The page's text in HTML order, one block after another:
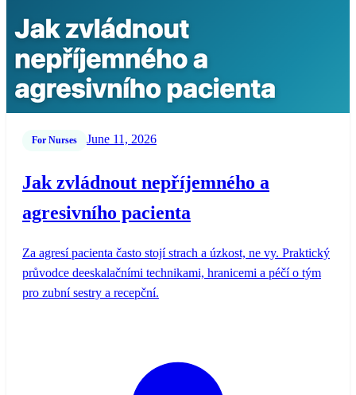
For Nurses June 11, 2026
Jak zvládnout nepříjemného a
agresivního pacienta
Za agresí pacienta často stojí strach a úzkost, ne vy. Praktický
průvodce deeskalačními technikami, hranicemi a péčí o tým
pro zubní sestry a recepční.